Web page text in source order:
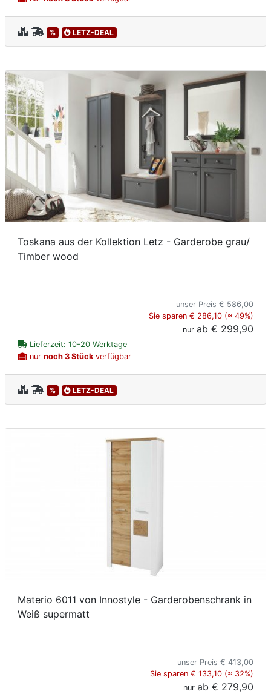
% LETZ-DEAL
Toskana aus der Kollektion Letz - Garderobe grau/
Timber wood
unser Preis € 586,00
Sie sparen € 286,10 (≈ 49%)
nur ab € 299,90
Lieferzeit: 10-20 Werktage
nur noch 3 Stückverfügbar
% LETZ-DEAL
Materio 6011 von Innostyle - Garderobenschrank in
Weiß supermatt
unser Preis € 413,00
Sie sparen € 133,10 (≈ 32%)
nur ab € 279,90